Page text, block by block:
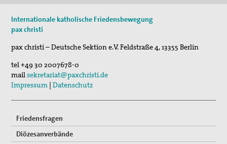
Jägerstätter-Pilgern
Sommerferien-Friedensliedersingen
29. Aug 2026
Fahrradpilgertour 2026
Internationale katholische Friedensbewegung
pax christi
pax christi – Deutsche Sektion e.V.Feldstraße 4,13355 Berlin
tel+49 30 2007678-0
mailsekretariat@paxchristi.de
Impressum |Datenschutz
Friedensfragen
Diözesanverbände